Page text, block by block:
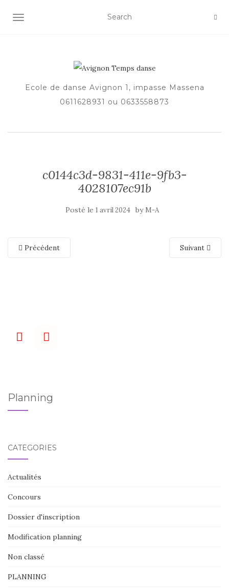
AFFICHER/MASQUER LA NAVIGATION
Ecole de danse Avignon 1, impasse Massena
0611628931 ou 0633558873
c0144c3d-9831-411e-9fb3-
4028107ec91b
Posté le 1 avril 2024 by M-A
Précédent Suivant
Planning
CATÉGORIES
Actualités
Concours
Dossier d'inscription
Modification planning
Non classé
PLANNING